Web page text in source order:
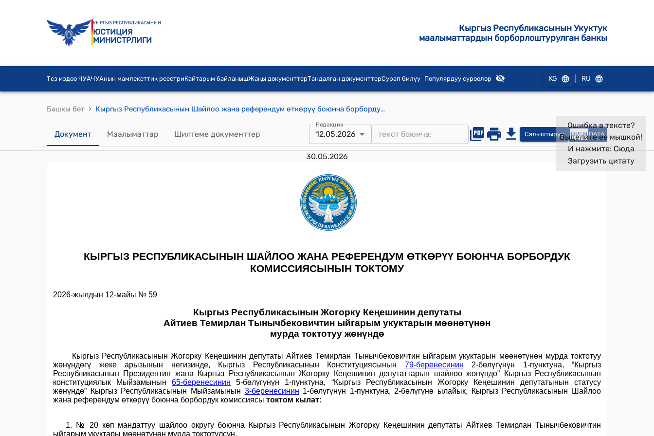
КЫРГЫЗ РЕСПУБЛИКАСЫНЫН
ЮСТИЦИЯ
МИНИСТРЛИГИ
Кыргыз Республикасынын Укуктук
маалыматтардын борборлоштурулган банкы
Тез издөө ЧУАЧУАнын мамлекеттик реестриКайтарым байланышЖаңы документтерТандалган документтерСурап билүү Популярдуу суроолор KG RU
Башкы бет › Кыргыз Республикасынын Шайлоо жана референдум өткөрүү боюнча борбордук комиссиясынынын 2026-жылдын 12-майындагы № 59 "Кыргыз Республикасынын Жогорку Кеңешинин депутаты Айтиев Темирлан Тынычбековичтин ыйгарым укуктарын мөөнөтүнөн мурда токтотуу жөнүндө" токтому
Документ Маалыматтар Шилтеме документтер
Редакция
12.05.2026 Салыштыруу OPEN DATA
30.05.2026
Ошибка в тексте?
Выделите ее мышкой!
И нажмите: Сюда
Загрузить цитату